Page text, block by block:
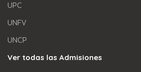
UPC
UNFV
UNCP
Ver todas las Admisiones